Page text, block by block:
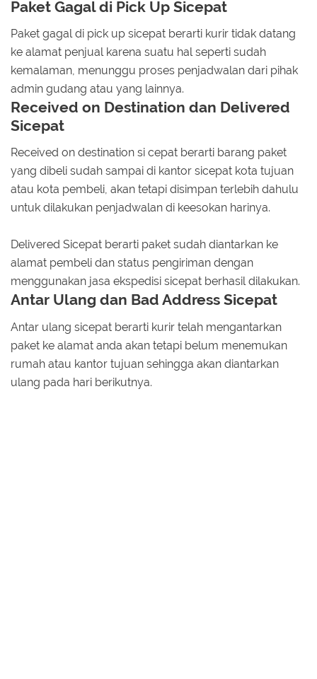
Paket Gagal di Pick Up Sicepat
Paket gagal di pick up sicepat berarti kurir tidak datang
ke alamat penjual karena suatu hal seperti sudah
kemalaman, menunggu proses penjadwalan dari pihak
admin gudang atau yang lainnya.
Received on Destination dan Delivered
Sicepat
Received on destination si cepat berarti barang paket
yang dibeli sudah sampai di kantor sicepat kota tujuan
atau kota pembeli, akan tetapi disimpan terlebih dahulu
untuk dilakukan penjadwalan di keesokan harinya.
Delivered Sicepat berarti paket sudah diantarkan ke
alamat pembeli dan status pengiriman dengan
menggunakan jasa ekspedisi sicepat berhasil dilakukan.
Antar Ulang dan Bad Address Sicepat
Antar ulang sicepat berarti kurir telah mengantarkan
paket ke alamat anda akan tetapi belum menemukan
rumah atau kantor tujuan sehingga akan diantarkan
ulang pada hari berikutnya.